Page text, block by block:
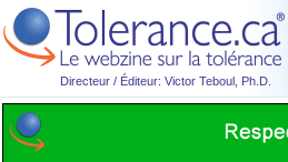
Directeur / Éditeur: Victor Teboul, Ph.D.